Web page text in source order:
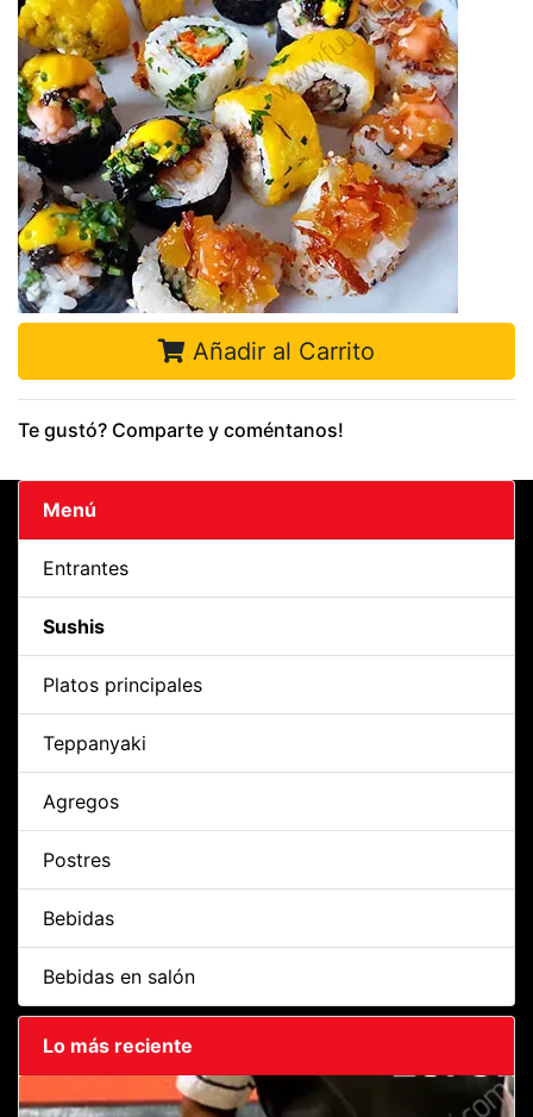
Añadir al Carrito
Te gustó? Comparte y coméntanos!
Menú
Entrantes
Sushis
Platos principales
Teppanyaki
Agregos
Postres
Bebidas
Bebidas en salón
Lo más reciente